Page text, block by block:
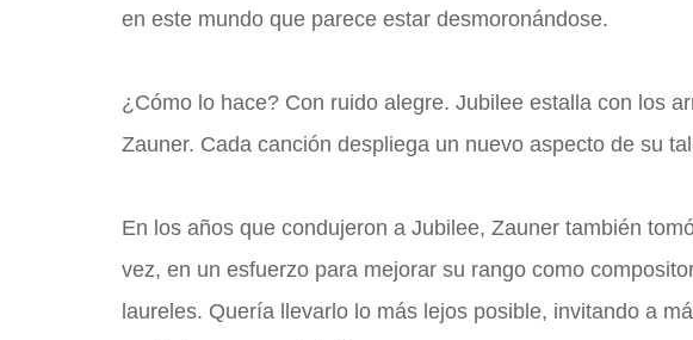
en este mundo que parece estar desmoronándose.
¿Cómo lo hace? Con ruido alegre. Jubilee estalla con los
Zauner. Cada canción despliega un nuevo aspecto de su
En los años que condujeron a Jubilee, Zauner también
vez, en un esfuerzo para mejorar su rango como
laureles. Quería llevarlo lo más lejos posible, invitando a